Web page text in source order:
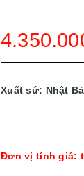
Xuất sứ: Nhật
Đơn vị tính giá: